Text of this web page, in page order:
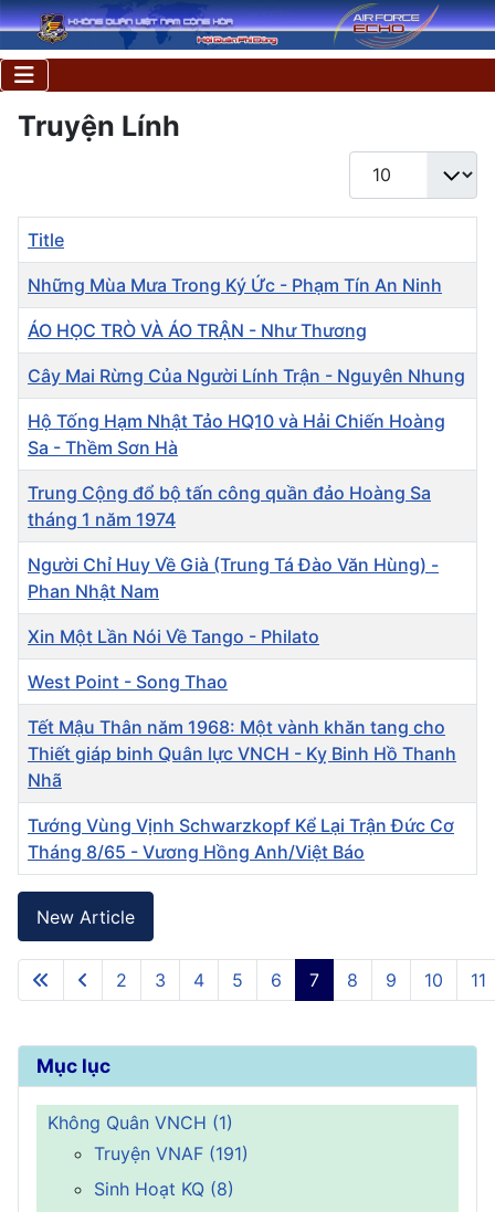
Mục lục
Không Quân VNCH (1)
Truyện VNAF (191)
Sinh Hoạt KQ (8)
Truyện Lính
Display #
Articles
Title
Những Mùa Mưa Trong Ký Ức - Phạm Tín An Ninh
ÁO HỌC TRÒ VÀ ÁO TRẬN - Như Thương
Cây Mai Rừng Của Người Lính Trận - Nguyên Nhung
Hộ Tống Hạm Nhật Tảo HQ10 và Hải Chiến Hoàng
Sa - Thềm Sơn Hà
Trung Cộng đổ bộ tấn công quần đảo Hoàng Sa
tháng 1 năm 1974
Người Chỉ Huy Về Già (Trung Tá Đào Văn Hùng) -
Phan Nhật Nam
Xin Một Lần Nói Về Tango - Philato
West Point - Song Thao
Tết Mậu Thân năm 1968: Một vành khăn tang cho
Thiết giáp binh Quân lực VNCH - Kỵ Binh Hồ Thanh
Nhã
Tướng Vùng Vịnh Schwarzkopf Kể Lại Trận Đức Cơ
Tháng 8/65 - Vương Hồng Anh/Việt Báo
New Article
2 3 4 5 6 7 8 9 10 11